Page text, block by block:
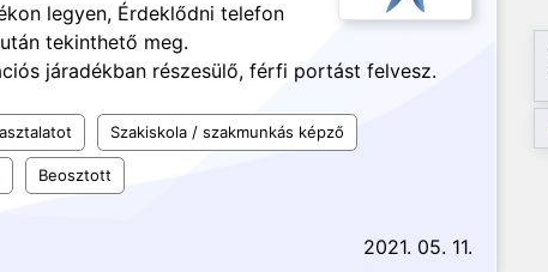
legyen, Érdeklődni telefon
tekinthető meg.
járadékban részesülő, férfi portást felvesz.
Szakiskola / szakmunkás képző
Beosztott
2021. 05. 11.